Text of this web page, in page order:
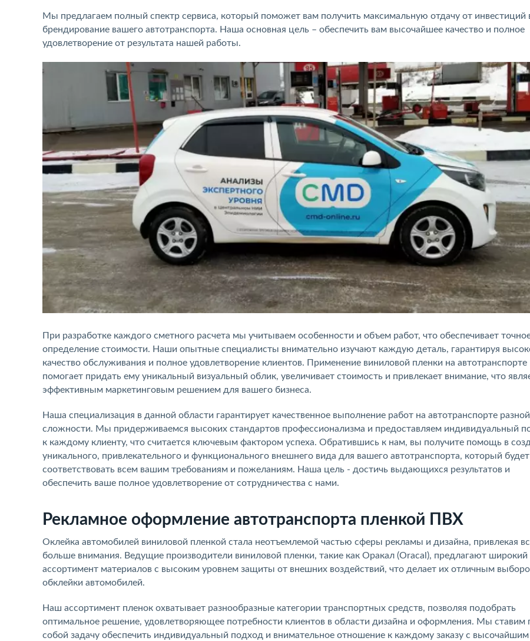
Мы предлагаем полный спектр сервиса, который поможет вам получить максимальную отдачу от инвестиций
брендирование вашего автотранспорта. Наша основная цель – обеспечить вам высочайшее качество и полное
удовлетворение от результата нашей работы.
При разработке каждого сметного расчета мы учитываем особенности и объем работ, что обеспечивает
определение стоимости. Наши опытные специалисты внимательно изучают каждую деталь, гарантируя
качество обслуживания и полное удовлетворение клиентов. Применение виниловой пленки на автотранспорте
помогает придать ему уникальный визуальный облик, увеличивает стоимость и привлекает внимание, что
эффективным маркетинговым решением для вашего бизнеса.
Наша специализация в данной области гарантирует качественное выполнение работ на автотранспорте разной
сложности. Мы придерживаемся высоких стандартов профессионализма и предоставляем индивидуальный
к каждому клиенту, что считается ключевым фактором успеха. Обратившись к нам, вы получите помощь в
уникального, привлекательного и функционального внешнего вида для вашего автотранспорта, который будет
соответствовать всем вашим требованиям и пожеланиям. Наша цель - достичь выдающихся результатов и
обеспечить ваше полное удовлетворение от сотрудничества с нами.
Рекламное оформление автотранспорта пленкой ПВХ
Оклейка автомобилей виниловой пленкой стала неотъемлемой частью сферы рекламы и дизайна, привлекая
больше внимания. Ведущие производители виниловой пленки, такие как Оракал (Oracal), предлагают широкий
ассортимент материалов с высоким уровнем защиты от внешних воздействий, что делает их отличным
обклейки автомобилей.
Наш ассортимент пленок охватывает разнообразные категории транспортных средств, позволяя подобрать
оптимальное решение, удовлетворяющее потребности клиентов в области дизайна и оформления. Мы ставим
собой задачу обеспечить индивидуальный подход и внимательное отношение к каждому заказу с высочайшим